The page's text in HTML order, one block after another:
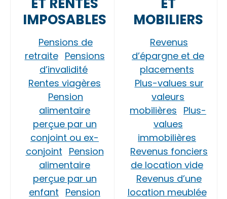
IMPOSABLES
Pensions de
retraite Pensions
d’invalidité
Rentes viagères
Pension
alimentaire
perçue par un
conjoint ou ex-
conjoint Pension
alimentaire
perçue par un
enfant Pension
MOBILIERS
Revenus
d’épargne et de
placements
Plus-values sur
valeurs
mobilières Plus-
values
immobilières
Revenus fonciers
de location vide
Revenus d’une
location meublée